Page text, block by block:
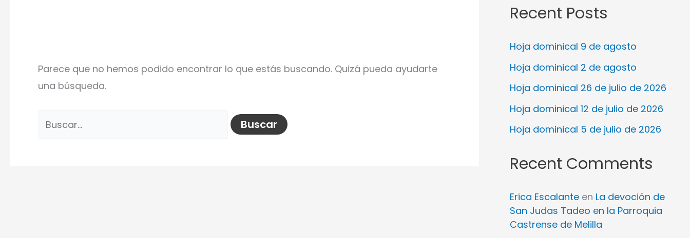
Parece que no hemos podido encontrar lo que estás buscando. Quizá pueda ayudarte
una búsqueda.
Recent Posts
Hoja dominical 9 de agosto
Hoja dominical 2 de agosto
Hoja dominical 26 de julio de 2026
Hoja dominical 12 de julio de 2026
Hoja dominical 5 de julio de 2026
Recent Comments
Erica Escalanteen La devoción de
San Judas Tadeo en la Parroquia
Castrense de Melilla